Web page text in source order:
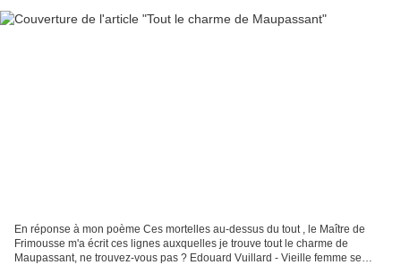
En réponse à mon poème Ces mortelles au-dessus du tout , le Maître de
Frimousse m'a écrit ces lignes auxquelles je trouve tout le charme de
Maupassant, ne trouvez-vous pas ? Edouard Vuillard - Vieille femme se